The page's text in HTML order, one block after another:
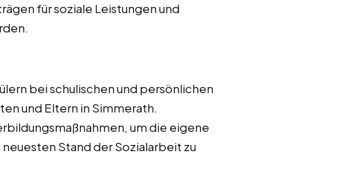
für soziale Leistungen und
bei schulischen und persönlichen
und Eltern in Simmerath.
um die eigene
Stand der Sozialarbeit zu